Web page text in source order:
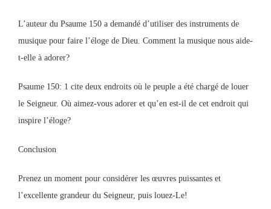
L’auteur du Psaume 150 a demandé d’utiliser des instruments de
musique pour faire l’éloge de Dieu. Comment la musique nous aide-
t-elle à adorer?
Psaume 150: 1 cite deux endroits où le peuple a été chargé de louer
le Seigneur. Où aimez-vous adorer et qu’en est-il de cet endroit qui
inspire l’éloge?
Conclusion
Prenez un moment pour considérer les œuvres puissantes et
l’excellente grandeur du Seigneur, puis louez-Le!